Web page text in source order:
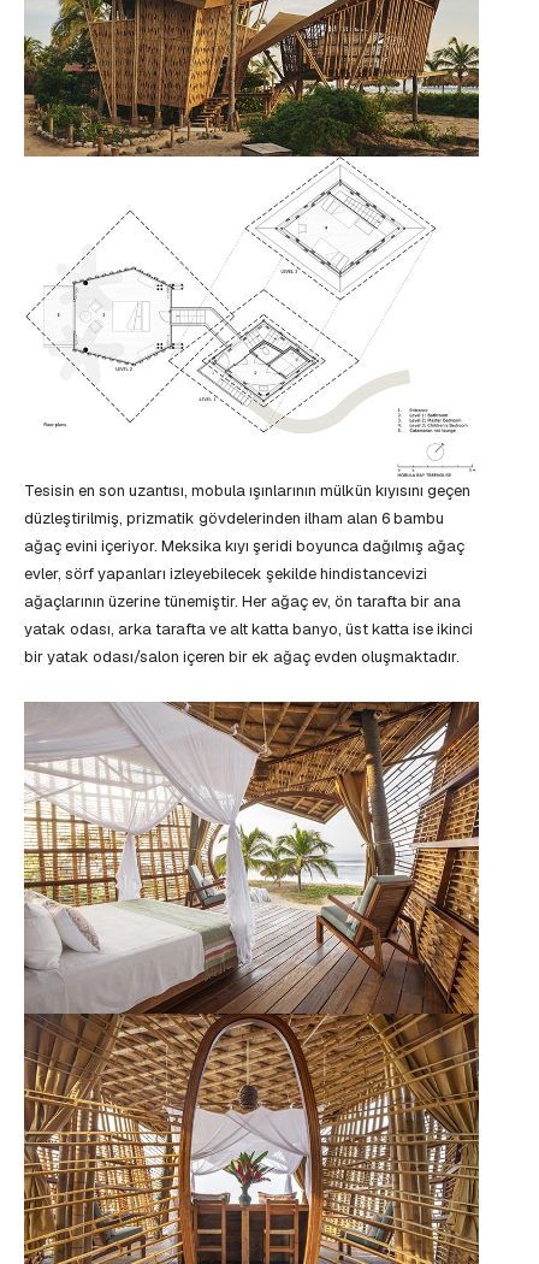
Tesisin en son uzantısı, mobula ışınlarının mülkün kıyısını geçen
düzleştirilmiş, prizmatik gövdelerinden ilham alan 6 bambu
ağaç evini içeriyor. Meksika kıyı şeridi boyunca dağılmış ağaç
evler, sörf yapanları izleyebilecek şekilde hindistancevizi
ağaçlarının üzerine tünemiştir. Her ağaç ev, ön tarafta bir ana
yatak odası, arka tarafta ve alt katta banyo, üst katta ise ikinci
bir yatak odası/salon içeren bir ek ağaç evden oluşmaktadır.